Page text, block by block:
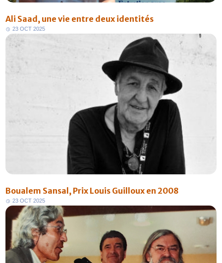
Ali Saad, une vie entre deux identités
23 OCT 2025
Boualem Sansal, Prix Louis Guilloux en 2008
23 OCT 2025